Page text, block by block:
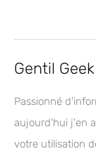
Gentil Geek
Passionné
aujourd'hui j'en
votre utilisation